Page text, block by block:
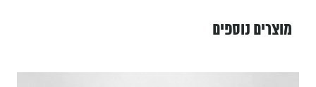
מוצרים נוספים